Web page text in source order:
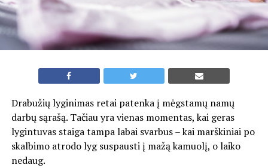
Drabužių lyginimas retai patenka į mėgstamų namų
darbų sąrašą. Tačiau yra vienas momentas, kai geras
lygintuvas staiga tampa labai svarbus – kai marškiniai po
skalbimo atrodo lyg suspausti į mažą kamuolį, o laiko
nedaug.